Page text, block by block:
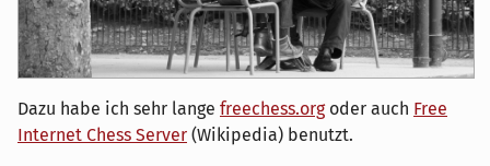
Dazu habe ich sehr lange freechess.orgoder auch Free
Internet Chess Server (Wikipedia) benutzt.